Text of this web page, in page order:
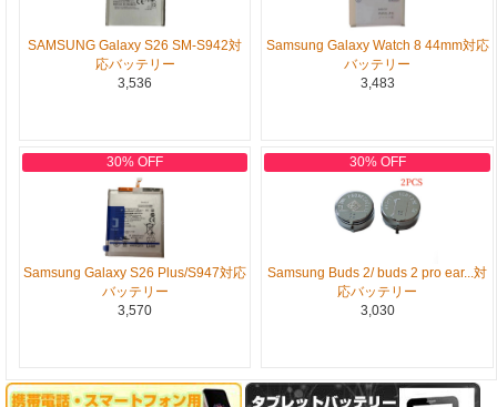
SAMSUNG Galaxy S26 SM-S942対
応バッテリー
3,536
Samsung Galaxy Watch 8 44mm対応
バッテリー
3,483
30% OFF
Samsung Galaxy S26 Plus/S947対応
バッテリー
3,570
30% OFF
Samsung Buds 2/ buds 2 pro ear...対
応バッテリー
3,030